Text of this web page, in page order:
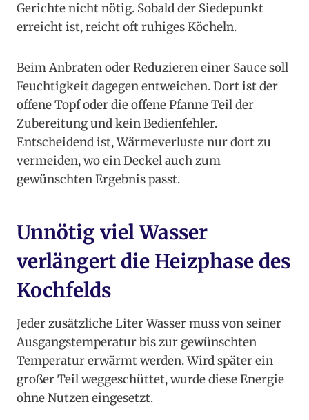
Gerichte nicht nötig. Sobald der Siedepunkt
erreicht ist, reicht oft ruhiges Köcheln.
Beim Anbraten oder Reduzieren einer Sauce soll
Feuchtigkeit dagegen entweichen. Dort ist der
offene Topf oder die offene Pfanne Teil der
Zubereitung und kein Bedienfehler.
Entscheidend ist, Wärmeverluste nur dort zu
vermeiden, wo ein Deckel auch zum
gewünschten Ergebnis passt.
Unnötig viel Wasser
verlängert die Heizphase des
Kochfelds
Jeder zusätzliche Liter Wasser muss von seiner
Ausgangstemperatur bis zur gewünschten
Temperatur erwärmt werden. Wird später ein
großer Teil weggeschüttet, wurde diese Energie
ohne Nutzen eingesetzt.